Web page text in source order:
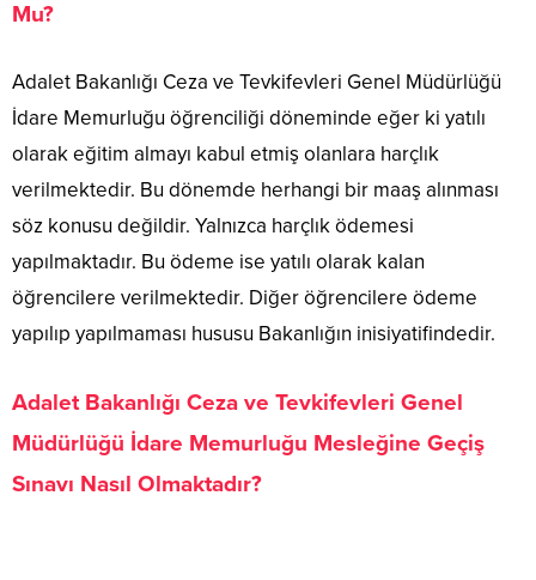
Mu?
Adalet Bakanlığı Ceza ve Tevkifevleri Genel Müdürlüğü
İdare Memurluğu öğrenciliği döneminde eğer ki yatılı
olarak eğitim almayı kabul etmiş olanlara harçlık
verilmektedir. Bu dönemde herhangi bir maaş alınması
söz konusu değildir. Yalnızca harçlık ödemesi
yapılmaktadır. Bu ödeme ise yatılı olarak kalan
öğrencilere verilmektedir. Diğer öğrencilere ödeme
yapılıp yapılmaması hususu Bakanlığın inisiyatifindedir.
Adalet Bakanlığı Ceza ve Tevkifevleri Genel
Müdürlüğü İdare Memurluğu Mesleğine Geçiş
Sınavı Nasıl Olmaktadır?